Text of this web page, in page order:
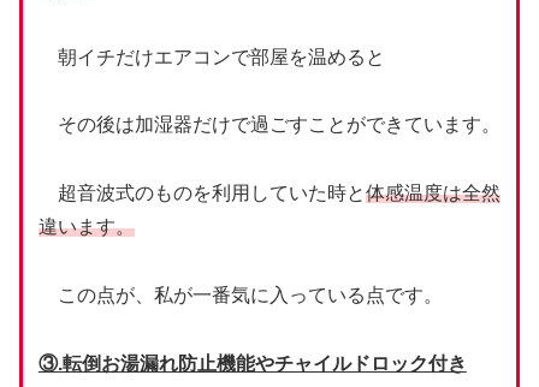
朝イチだけエアコンで部屋を温めると
その後は加湿器だけで過ごすことができています。
超音波式のものを利用していた時と体感温度は全然
違います。
この点が、私が一番気に入っている点です。
③.転倒お湯漏れ防止機能やチャイルドロック付き